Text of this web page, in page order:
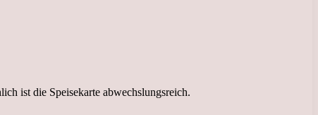
ist die Speisekarte abwechslungsreich.